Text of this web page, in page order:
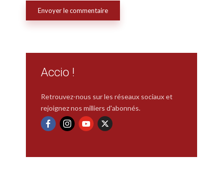
Accio !
Retrouvez-nous sur les réseaux sociaux et
rejoignez nos milliers d'abonnés.